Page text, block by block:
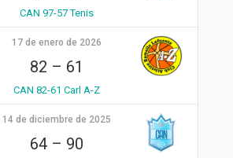
CAN 97-57 Tenis
17 de enero de 2026
82 – 61
CAN 82-61 Carl A-Z
14 de diciembre de 2025
64– 90